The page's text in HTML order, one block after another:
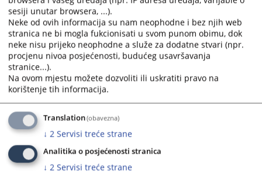
date.
Press
the
question
mark
key
to
the
keyboard
shortcuts
for
changing
date.
Press
the
question
mark
key
to
keyboard
shortcuts
for
changing
sesiji unutar browsera, ...).
Neke od ovih informacija su nam neophodne i bez njih web
stranica ne bi mogla fukcionisati u svom punom obimu, dok
neke nisu prijeko neophodne a služe za dodatne stvari (npr.
procjenu nivoa posjećenosti, budućeg usavršavanja
stranice...).
Na ovom mjestu možete dozvoliti ili uskratiti pravo na
korištenje tih informacija.
Translation(obavezna)
↓ 2 Servisi treće strane
Analitika o posjećenosti stranica
↓ 2 Servisi treće strane